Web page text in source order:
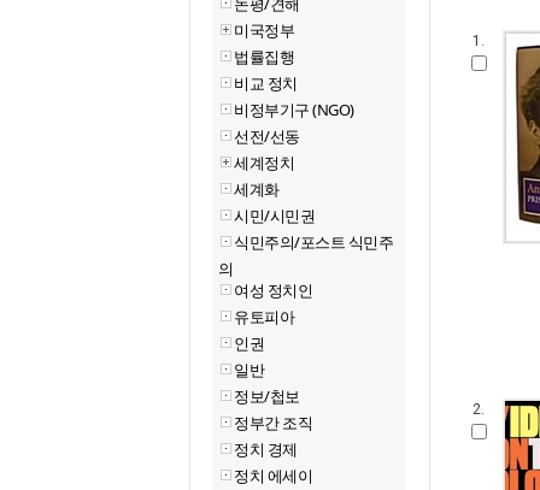
미국정부
법률집행
비교 정치
비정부기구 (NGO)
선전/선동
세계정치
세계화
시민/시민권
식민주의/포스트 식민주
의
여성 정치인
유토피아
인권
일반
정보/첩보
정부간 조직
정치 경제
정치 에세이
1.
2.